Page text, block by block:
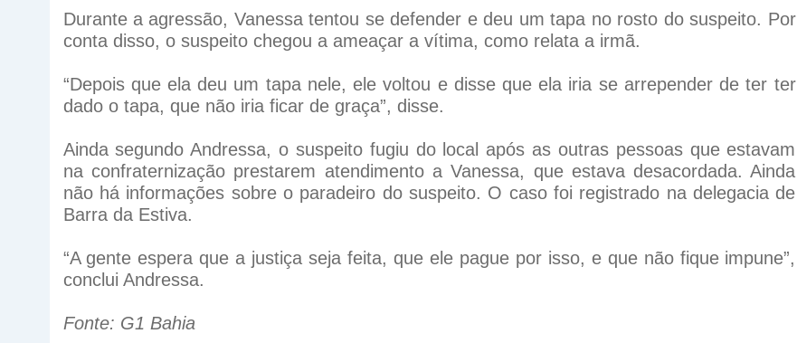
Durante a agressão, Vanessa tentou se defender e deu um tapa no rosto do suspeito. Por
conta disso, o suspeito chegou a ameaçar a vítima, como relata a irmã.
“Depois que ela deu um tapa nele, ele voltou e disse que ela iria se arrepender de ter ter
dado o tapa, que não iria ficar de graça”, disse.
Ainda segundo Andressa, o suspeito fugiu do local após as outras pessoas que estavam
na confraternização prestarem atendimento a Vanessa, que estava desacordada. Ainda
não há informações sobre o paradeiro do suspeito. O caso foi registrado na delegacia de
Barra da Estiva.
“A gente espera que a justiça seja feita, que ele pague por isso, e que não fique impune”,
conclui Andressa.
Fonte: G1 Bahia